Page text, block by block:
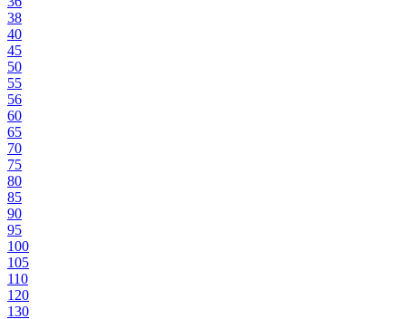
38
40
45
50
55
56
60
65
70
75
80
85
90
95
100
105
110
120
130